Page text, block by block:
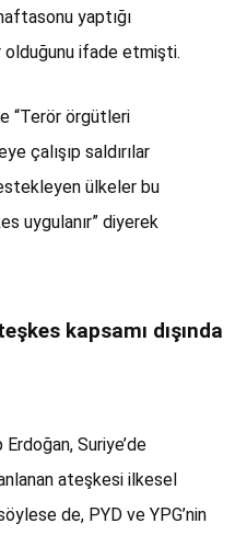
yaptığı
olduğunu ifade etmişti.
“Terör örgütleri
çalışıp saldırılar
ülkeler bu
uygulanır” diyerek
kapsamı dışında
Suriye’de
ateşkesi ilkesel
de, PYD ve YPG’nin